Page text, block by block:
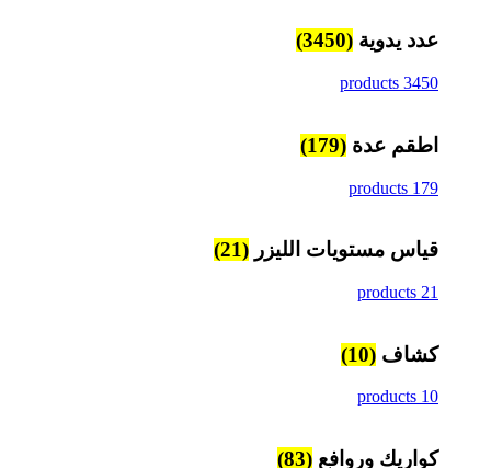
عدد يدوية (3450)
3450 products
اطقم عدة (179)
179 products
قياس مستويات الليزر (21)
21 products
كشاف (10)
10 products
كواريك وروافع (83)